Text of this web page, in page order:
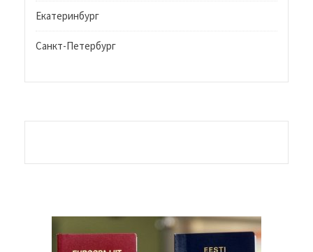
Екатеринбург
Санкт-Петербург